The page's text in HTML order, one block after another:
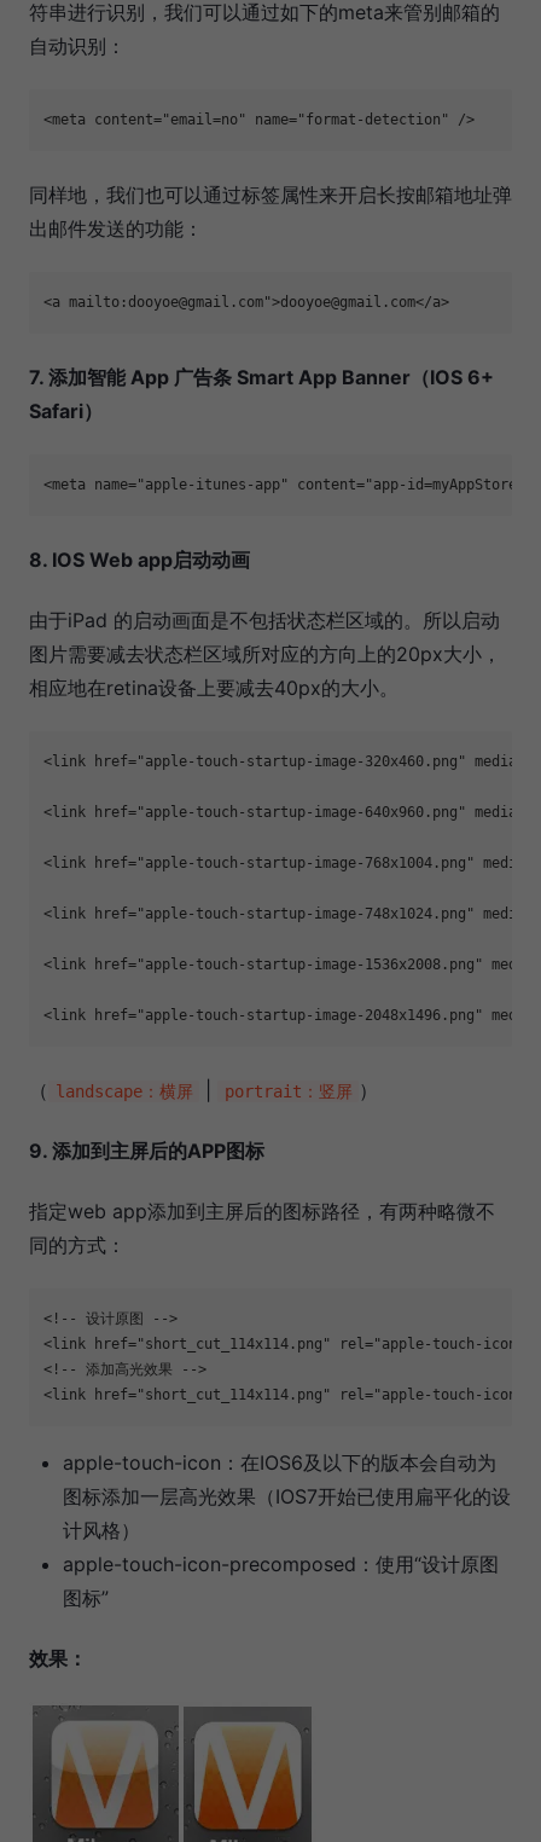
符串进行识别，我们可以通过如下的meta来管别邮箱的
自动识别：
<meta content="email=no" name="format-detection" />
同样地，我们也可以通过标签属性来开启长按邮箱地址弹
出邮件发送的功能：
<a mailto:dooyoe@gmail.com">dooyoe@gmail.com</a>
7. 添加智能 App 广告条 Smart App Banner（IOS 6+
Safari）
<meta name="apple-itunes-app" content="app-
8. IOS Web app启动动画
由于iPad 的启动画面是不包括状态栏区域的。所以启动
图片需要减去状态栏区域所对应的方向上的20px大小，
相应地在retina设备上要减去40px的大小。
<link href="apple-touch-startup-image-320x460.png"
<link href="apple-touch-startup-image-640x960.png"
<link href="apple-touch-startup-image-768x1004.png"
<link href="apple-touch-startup-image-748x1024.png"
<link href="apple-touch-startup-image-1536x2008.png"
<link href="apple-touch-startup-image-2048x1496.png"
（ landscape：横屏 portrait：竖屏 ）
9. 添加到主屏后的APP图标
指定web app添加到主屏后的图标路径，有两种略微不
同的方式：
<!-- 设计原图 -->
<link href="short_cut_114x114.png" rel="apple-touch-icon-
<!-- 添加高光效果 -->
<link href="short_cut_114x114.png" rel="apple-touch-icon">
apple-touch-icon：在IOS6及以下的版本会自动为
图标添加一层高光效果（IOS7开始已使用扁平化的设
计风格）
apple-touch-icon-precomposed：使用“设计原图
图标”
效果：